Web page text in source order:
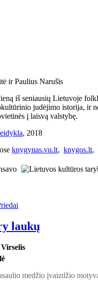
ir Paulius Narušis
iš seniausių Lietuvoje
judėjimo istorija, ir
į laisvą valstybę.
, 2018
knygynas.vu.lt, knygos.lt,
laukų
medžio įvaizdžio